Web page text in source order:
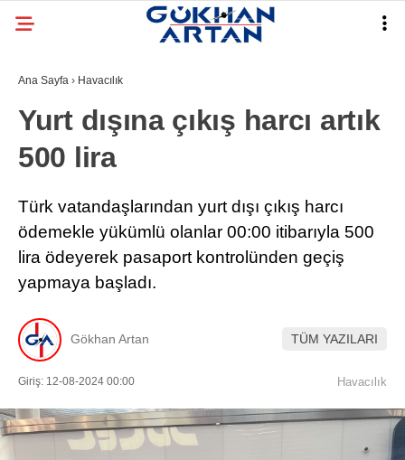
Ana Sayfa › Havacılık
Yurt dışına çıkış harcı artık
500 lira
Türk vatandaşlarından yurt dışı çıkış harcı
ödemekle yükümlü olanlar 00:00 itibarıyla 500
lira ödeyerek pasaport kontrolünden geçiş
yapmaya başladı.
Gökhan Artan TÜM YAZILARI
Giriş: 12-08-2024 00:00 Havacılık